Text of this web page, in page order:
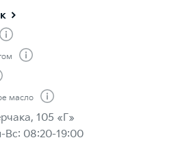
масло
105 «Г»
Вс: 08:20-19:00